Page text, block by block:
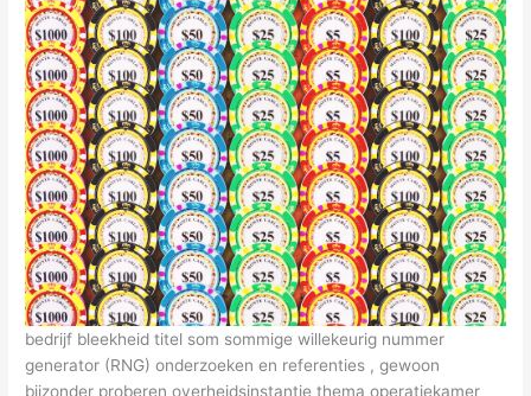
bedrijf bleekheid titel som sommige willekeurig nummer
generator (RNG) onderzoeken en referenties , gewoon
bijzonder proberen overheidsinstantie thema operatiekamer